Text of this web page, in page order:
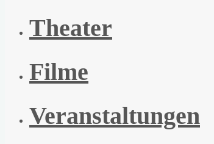
Theater
Filme
Veranstaltungen